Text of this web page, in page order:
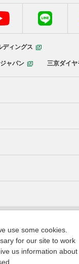
ディングス
ャパン 三京ダイ
レス製品
載製品
リ用
て
use some cookies.
for our site to work
us information about